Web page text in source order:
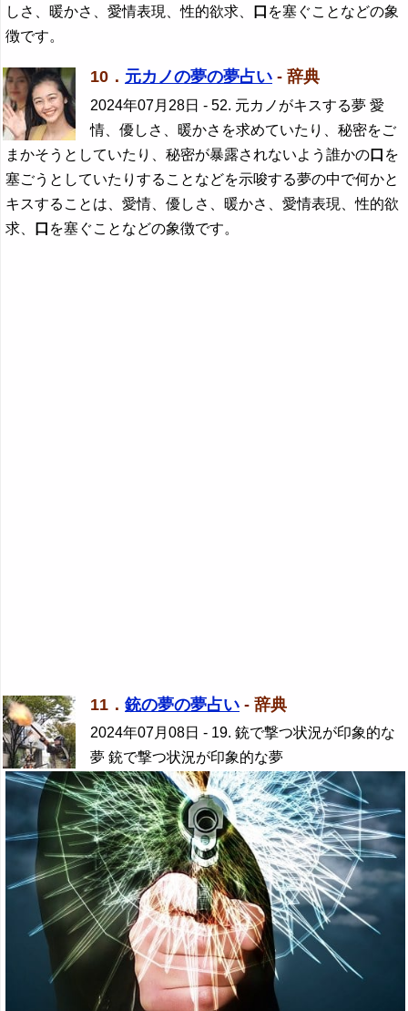
しさ、暖かさ、愛情表現、性的欲求、
口 を塞ぐことなどの象
徴です。
10． 元カノの夢の夢占い - 辞典
2024年07月28日 - 52. 元カノがキスする夢 愛
情、優しさ、暖かさを求めていたり、秘密をご
まかそうとしていたり、秘密が暴露されないよう誰かの口 を
塞ごうとしていたりすることなどを示唆する夢の中で何かと
キスすることは、愛情、優しさ、暖かさ、愛情表現、性的欲
求、
口 を塞ぐことなどの象徴です。
11． 銃の夢の夢占い - 辞典
2024年07月08日 - 19. 銃で撃つ状況が印象的な
夢 銃で撃つ状況が印象的な夢